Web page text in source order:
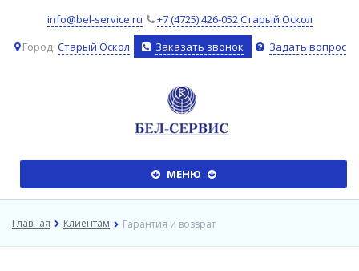
info@bel-service.ru
+7 (4725) 426-052 Старый Оскол
Город: Старый Оскол Заказать звонок Задать вопрос
МЕНЮ ����
Главная Клиентам Гарантия и возврат